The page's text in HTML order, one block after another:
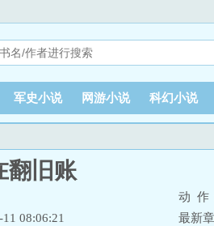
军史小说 网游小说 科幻小说
翻旧账
动 作
08:06:21
最新